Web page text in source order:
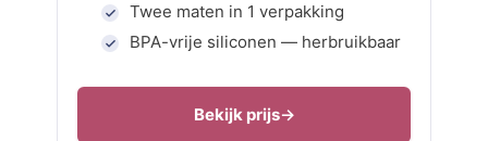
Twee maten in 1 verpakking
BPA-vrije siliconen — herbruikbaar
Bekijk prijs